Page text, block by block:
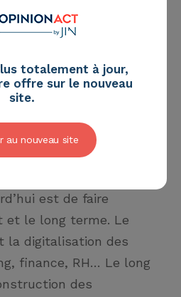
l’interview vidéo de
est le principal
pour les
est de faire
et le long terme. Le
la digitalisation des
finance, RH… Le long
des
totalement à jour,
offre sur le nouveau
site.
au nouveau site